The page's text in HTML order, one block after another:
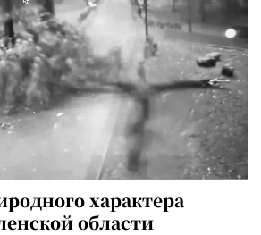
характера
области